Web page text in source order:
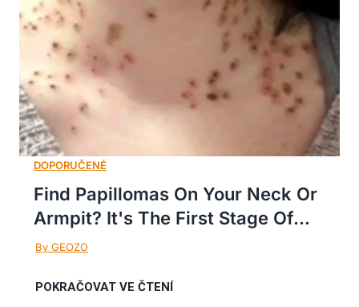
Find Papillomas On Your Neck Or
Armpit? It's The First Stage Of...